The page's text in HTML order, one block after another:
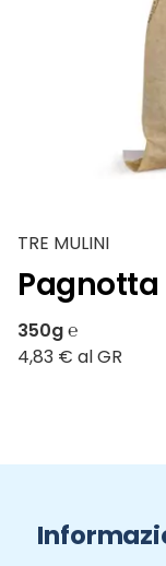
TRE MULINI
350g ℮
4,83 € al GR